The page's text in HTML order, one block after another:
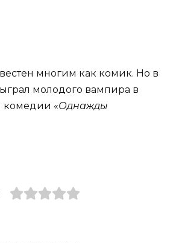
многим как комик. Но в
молодого вампира в
комедии «Однажды